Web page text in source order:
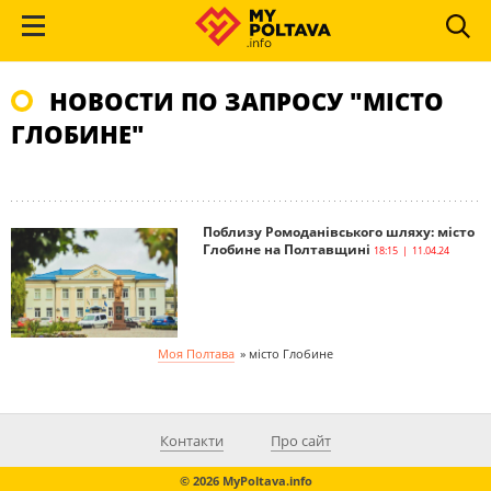
НОВОСТИ ПО ЗАПРОСУ "МІСТО
ГЛОБИНЕ"
Поблизу Ромоданівського шляху: місто
Глобине на Полтавщині 18:15 | 11.04.24
Моя Полтава » місто Глобине
Контакти Про сайт
© 2026 MyPoltava.info